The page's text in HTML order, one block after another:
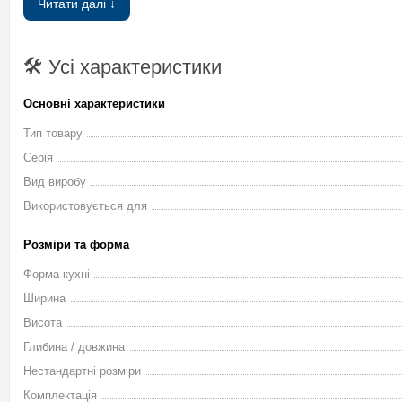
можливі варіанти кольору фасаду. Якщо замовити
елегантною королевою у будь-якому новітньому інтер'єрі,
точно створить дорогий затишок.
➤
Читати далі ↓
🛠 Усі характеристики
Основні характеристики
Тип товару
Серія
Вид виробу
Використовується для
Розміри та форма
Форма кухні
Ширина
Висота
Глибина / довжина
Нестандартні розміри
Комплектація